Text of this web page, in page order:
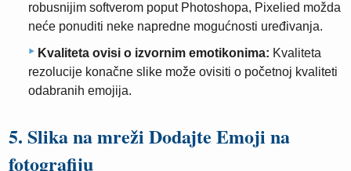
robusnijim softverom poput Photoshopa, Pixelied možda
neće ponuditi neke napredne mogućnosti uređivanja.
Kvaliteta ovisi o izvornim emotikonima: Kvaliteta
rezolucije konačne slike može ovisiti o početnoj kvaliteti
odabranih emojija.
5. Slika na mreži Dodajte Emoji na
fotografiju